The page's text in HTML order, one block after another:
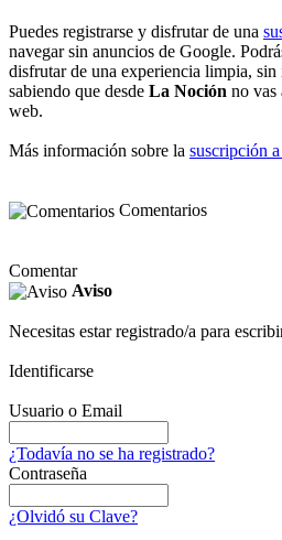
Puedes registrarse y disfrutar de una
navegar sin anuncios de Google.
disfrutar de una experiencia limpia, sin
sabiendo que desde La Noción no vas
web.
Más información sobre la suscripción
Comentarios
Comentar
Aviso
Necesitas estar registrado/a para
Identificarse
Usuario o Email
¿Todavía no se ha registrado?
Contraseña
¿Olvidó su Clave?